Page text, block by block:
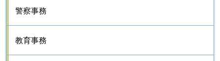
警察事務
教育事務